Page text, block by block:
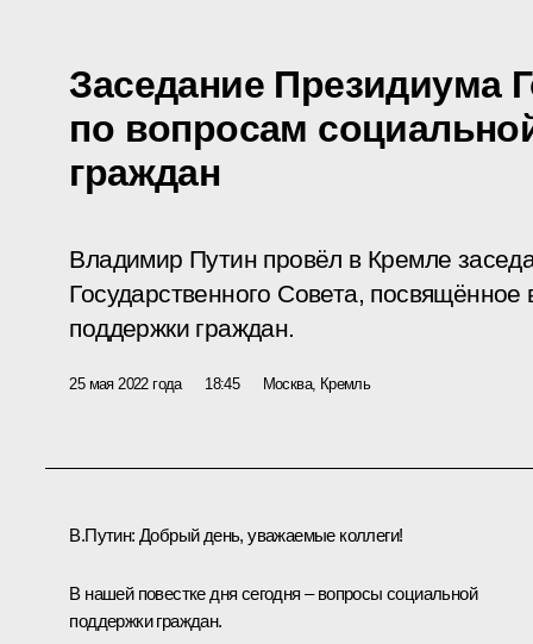
Заседание Президиума
по вопросам
граждан
Владимир Путин провёл в Кремле
Государственного Совета,
поддержки граждан.
25 мая 2022 года 18:45 Москва, Кремль
В.Путин: Добрый день, уважаемые коллеги!
В нашей повестке дня сегодня – вопросы социальной
поддержки граждан.